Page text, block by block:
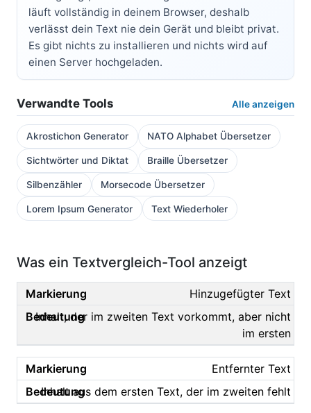
läuft vollständig in deinem Browser, deshalb
verlässt dein Text nie dein Gerät und bleibt privat.
Es gibt nichts zu installieren und nichts wird auf
einen Server hochgeladen.
Verwandte Tools Alle anzeigen
Akrostichon Generator NATO Alphabet Übersetzer
Sichtwörter und Diktat Braille Übersetzer
Silbenzähler Morsecode Übersetzer
Lorem Ipsum Generator Text Wiederholer
Was ein Textvergleich-Tool anzeigt
Hinzugefügter Text
Inhalt, der im zweiten Text vorkommt, aber nicht
im ersten
Entfernter Text
Inhalt aus dem ersten Text, der im zweiten fehlt